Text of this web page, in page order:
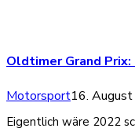
Oldtimer Grand
Motorsport16.
Eigentlich wäre 2022